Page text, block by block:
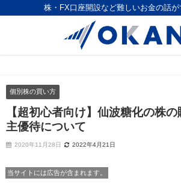
株・FX口座開設など難しいお金の話が
個別株の買い方
【超初心者向け】仙波糖化の株
主優待について
2020年11月28日 2022年4月21日
当サイトには広告が含まれます。